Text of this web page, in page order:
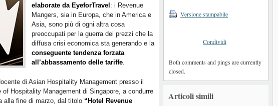
Versione stampabile
Condividi
Both comments and pings are currently
closed.
Articoli simili
elaborate da EyeforTravel : i Revenue
Mangers, sia in Europa, che in America e
Asia, sono più di ogni altra cosa
preoccupati per la guerra dei prezzi che la
diffusa crisi economica sta generando e la
conseguente tendenza forzata
all’abbassamento delle tariffe.
di Asian Hospitality Management presso il
of Hospitality Management di Singapore, a condurre
alla fine di marzo, dal titolo “Hotel Revenue